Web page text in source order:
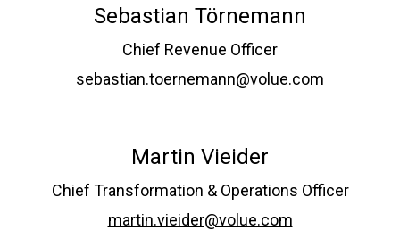
Sebastian Törnemann
Chief Revenue Officer
sebastian.toernemann@volue.com
Martin Vieider
Chief Transformation & Operations Officer
martin.vieider@volue.com